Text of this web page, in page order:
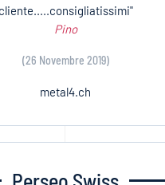
cliente.....consigliatissimi"
Pino
(26 Novembre 2019)
metal4.ch